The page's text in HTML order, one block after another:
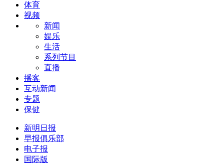
体育
视频
新闻
娱乐
生活
系列节目
直播
播客
互动新闻
专题
保健
新明日报
早报俱乐部
电子报
国际版